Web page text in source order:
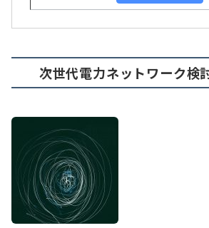
次世代電力ネットワーク検